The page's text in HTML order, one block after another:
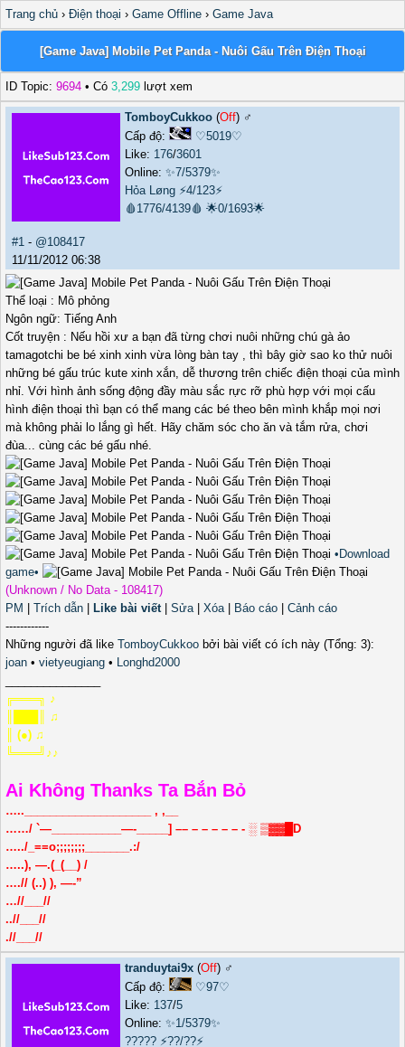
Trang chủ › Điện thoại › Game Offline › Game Java
[Game Java] Mobile Pet Panda - Nuôi Gấu Trên Điện Thoại
ID Topic: 9694 • Có 3,299 lượt xem
TomboyCukkoo (Off) ♂️
Cấp độ:
♡5019♡
Like: 176/3601
Online: ✨7/5379✨
Hỏa Løng ⚡4/123⚡
🩸1776/4139🩸 🌟0/1693🌟
#1 - @108417
11/11/2012 06:38
Thể loại : Mô phỏng
Ngôn ngữ: Tiếng Anh
Cốt truyện : Nếu hồi xư a bạn đã từng chơi nuôi những chú gà ảo
tamagotchi be bé xinh xinh vừa lòng bàn tay , thì bây giờ sao ko thử nuôi
những bé gấu trúc kute xinh xắn, dễ thương trên chiếc điện thoại của mình
nhỉ. Với hình ảnh sống động đầy màu sắc rực rỡ phù hợp với mọi cấu
hình điện thoại thì bạn có thể mang các bé theo bên mình khắp mọi nơi
mà không phải lo lắng gì hết. Hãy chăm sóc cho ăn và tắm rửa, chơi
đùa... cùng các bé gấu nhé.
•Download
game•
(Unknown / No Data - 108417)
PM
Trích dẫn Like bài viết| Sửa| Xóa| Báo cáo
Cảnh cáo
------------
Những người đã like TomboyCukkoo bởi bài viết có ích này (Tổng: 3):
joan • vietyeugiang • Longhd2000
╔═══╗ ♪
║███║ ♫
║ (●) ♫
╚═══╝♪♪
Ai Không Thanks Ta Bắn Bỏ
…..____________________ , ,__
……/ `—___________—-_____] –– – – – – – - ░ ▒▓▓█D
…../_==o;;;;;;;;_______.:/
…..), —.(_(__) /
….// (..) ), —-”
…//___//
..//___//
.//___//
tranduytai9x (Off) ♂️
Cấp độ:
♡97♡
Like: 137/5
Online: ✨1/5379✨
????? ⚡??/??⚡